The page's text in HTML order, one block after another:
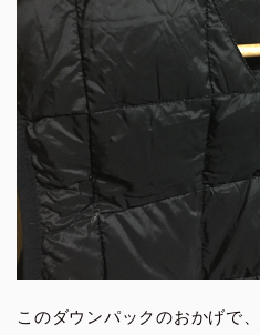
このダウンパックのおかげで、